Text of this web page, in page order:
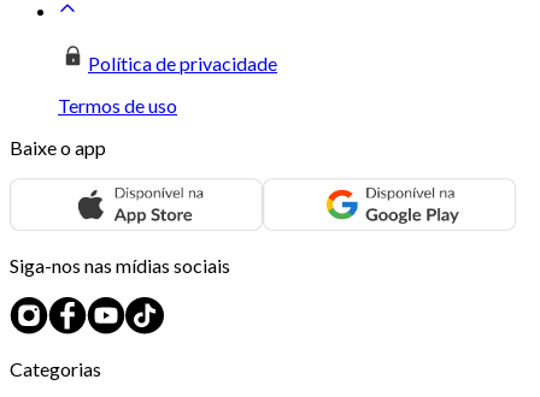
Política de privacidade
Termos de uso
Baixe o app
Siga-nos nas mídias sociais
Categorias